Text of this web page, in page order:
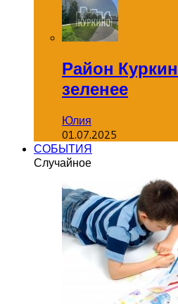
Район
зеленее
Юлия
01.07.2025
СОБЫТИЯ
Случайное